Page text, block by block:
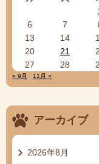
6
7
13
14
20
21
27
28
« 9月 11月 »
アーカイブ
2026年8月